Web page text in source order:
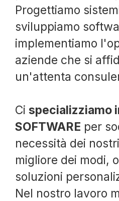
Progettiamo
sviluppiamo
implementiamo
aziende che si
un'attenta
Ci specializziamo
SOFTWARE per
necessità dei
migliore dei modi,
soluzioni
Nel nostro lavoro